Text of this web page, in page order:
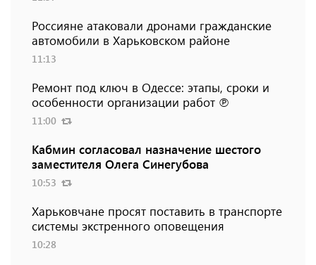
Россияне атаковали дронами гражданские
автомобили в Харьковском районе
11:13
Ремонт под ключ в Одессе: этапы, сроки и
особенности организации работ ℗
11:00
Кабмин согласовал назначение шестого
заместителя Олега Синегубова
10:53
Харьковчане просят поставить в транспорте
системы экстренного оповещения
10:28